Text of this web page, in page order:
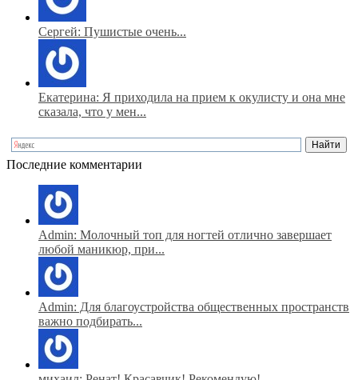
Сергей: Пушистые очень...
Екатерина: Я приходила на прием к окулисту и она мне
сказала, что у мен...
Последние комментарии
Admin: Молочный топ для ногтей отлично завершает
любой маникюр, при...
Admin: Для благоустройства общественных пространств
важно подбирать...